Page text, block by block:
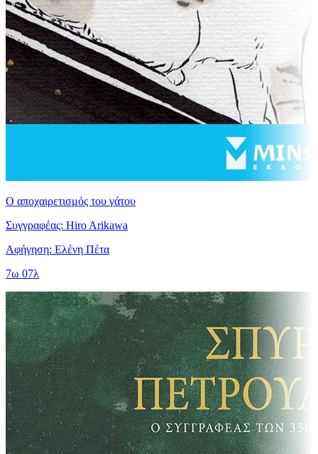
Ο αποχαιρετισμός του γάτου
Συγγραφέας: Hiro Arikawa
Αφήγηση: Ελένη Πέτα
7ω 07λ